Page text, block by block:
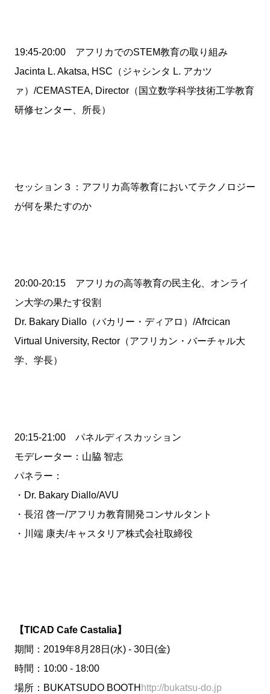
19:45-20:00 アフリカでのSTEM教育の取り組み
Jacinta L. Akatsa, HSC（ジャシンタ L. アカツ
ァ）/CEMASTEA, Director（国立数学科学技術工学教育
研修センター、所長）
セッション３：アフリカ高等教育においてテクノロジー
が何を果たすのか
20:00-20:15 アフリカの高等教育の民主化、オンライ
ン大学の果たす役割
Dr. Bakary Diallo（バカリー・ディアロ）/Afrcican
Virtual University, Rector（アフリカン・バーチャル大
学、学長）
20:15-21:00 パネルディスカッション
モデレーター：山脇 智志
パネラー：
・Dr. Bakary Diallo/AVU
・長沼 啓一/アフリカ教育開発コンサルタント
・川端 康夫/キャスタリア株式会社取締役
【TICAD Cafe Castalia】
期間：2019年8月28日(水) - 30日(金)
時間：10:00 - 18:00
場所：BUKATSUDO BOOTH http://bukatsu-do.jp